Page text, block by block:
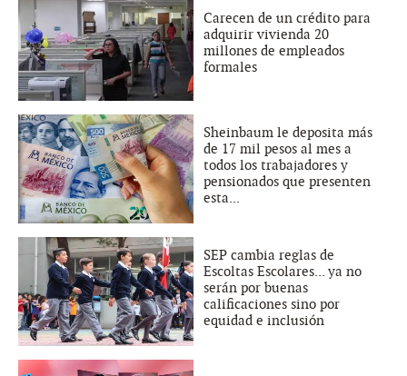
Carecen de un crédito para
adquirir vivienda 20
millones de empleados
formales
Sheinbaum le deposita más
de 17 mil pesos al mes a
todos los trabajadores y
pensionados que presenten
esta...
SEP cambia reglas de
Escoltas Escolares... ya no
serán por buenas
calificaciones sino por
equidad e inclusión